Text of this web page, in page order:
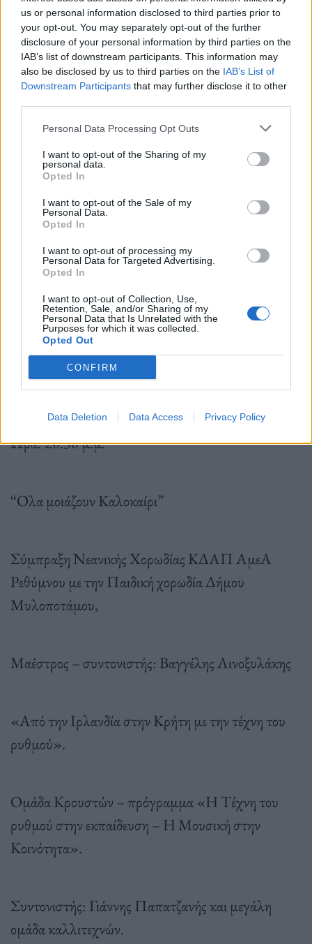
us or personal information disclosed to third parties prior to
your opt-out. You may separately opt-out of the further
disclosure of your personal information by third parties on the
IAB’s list of downstream participants. This information may
also be disclosed by us to third parties on the IAB’s List of
Downstream Participants that may further disclose it to other
Personal Data Processing Opt Outs
I want to opt-out of the Sharing of my
personal data.
Opted In
I want to opt-out of the Sale of my
Personal Data.
Opted In
I want to opt-out of processing my
Personal Data for Targeted Advertising.
Opted In
I want to opt-out of Collection, Use,
Retention, Sale, and/or Sharing of my
Personal Data that Is Unrelated with the
Purposes for which it was collected.
Opted Out
CONFIRM
Data Deletion Data Access Privacy Policy
“Τα κορδόνια του”
“Ένα σχολείο 2 κόσμοι”
“Όταν ο ήχος σωπαίνει”
Θα ακολουθήσει συζήτηση με συντελεστές των
ταινιών.
Κυριακή 15 Ιουνίου 2025
Χώρος: Πλατεία Γάλλου, Πολιτιστικός Σύλλογος
Γάλλου
Ωρα: 20.30 μ.μ.
“Ολα μοιάζουν Καλοκαίρι”
Σύμπραξη Νεανικής Χορωδίας ΚΔΑΠ ΑμεΑ
Ρεθύμνου με την Παιδική χορωδία Δήμου
Μυλοποτάμου,
Μαέστρος – συντονιστής: Βαγγέλης Λινοξυλάκης
«Από την Ιρλανδία στην Κρήτη με την τέχνη του
ρυθμού».
Ομάδα Κρουστών – πρόγραμμα «Η Τέχνη του
ρυθμού στην εκπαίδευση – Η Μουσική στην
Κοινότητα».
Συντονιστής: Γιάννης Παπατζανής και μεγάλη
ομάδα καλλιτεχνών.